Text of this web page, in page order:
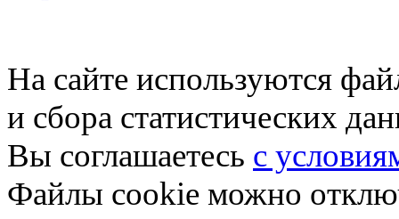
На сайте используются
и сбора статистических
Вы соглашаетесь с
Файлы cookie можно